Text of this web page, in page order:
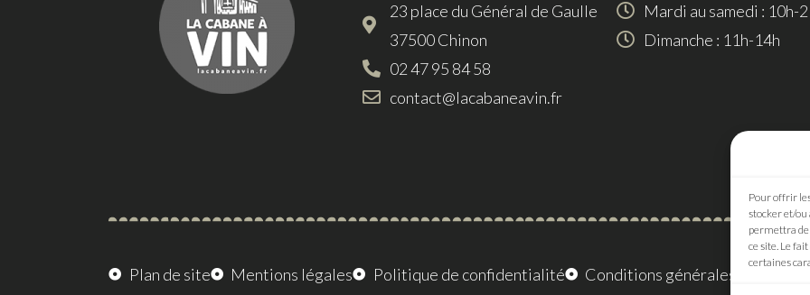
Pour offrir
stocker et/ou
permettra
ce site. Le
certaines
23 place du Général de Gaulle
37500 Chinon
02 47 95 84 58
contact@lacabaneavin.fr
Mardi au samedi : 10h-
Dimanche : 11h-14h
Plan de site Mentions légales Politique de confidentialité Conditions générales de ventes